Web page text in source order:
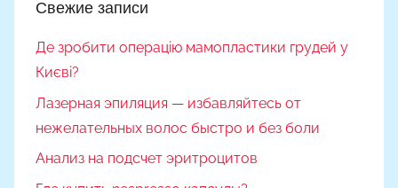
Свежие записи
Де зробити операцію мамопластики грудей у
Києві?
Лазерная эпиляция — избавляйтесь от
нежелательных волос быстро и без боли
Анализ на подсчет эритроцитов